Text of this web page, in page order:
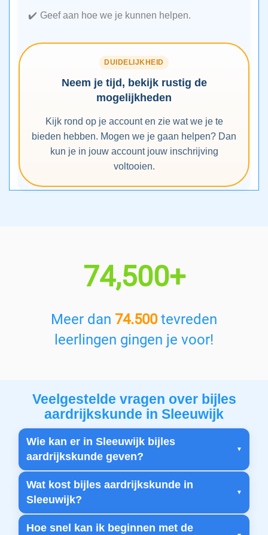
Geef aan hoe we je kunnen helpen.
DUIDELIJKHEID
Neem je tijd, bekijk rustig de
mogelijkheden
Kijk rond op je account en zie wat we je te
bieden hebben. Mogen we je gaan helpen? Dan
kun je in jouw account jouw inschrijving
voltooien.
74,500+
Meer dan 74.500tevreden
leerlingen gingen je voor!
Veelgestelde vragen over bijles
aardrijkskunde in Sleeuwijk
Wie kan er in Sleeuwijk bijles
aardrijkskunde geven?
Wat kost bijles aardrijkskunde in
Sleeuwijk?
Hoe snel kan ik beginnen met de